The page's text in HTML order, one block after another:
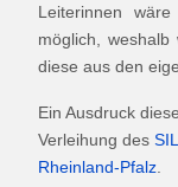
Leiterinnen
möglich,
diese aus den
Ein Ausdruck
Verleihung des
Rheinland-Pfalz